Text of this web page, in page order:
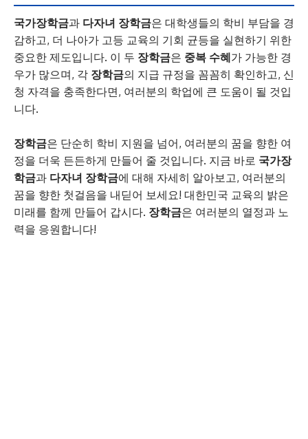
국가장학금과 다자녀 장학금은 대학생들의 학비 부담을 경
감하고, 더 나아가 고등 교육의 기회 균등을 실현하기 위한
중요한 제도입니다. 이 두 장학금은 중복 수혜가 가능한 경
우가 많으며, 각 장학금의 지급 규정을 꼼꼼히 확인하고, 신
청 자격을 충족한다면, 여러분의 학업에 큰 도움이 될 것입
니다.
장학금은 단순히 학비 지원을 넘어, 여러분의 꿈을 향한 여
정을 더욱 든든하게 만들어 줄 것입니다. 지금 바로 국가장
학금과 다자녀 장학금에 대해 자세히 알아보고, 여러분의
꿈을 향한 첫걸음을 내딛어 보세요! 대한민국 교육의 밝은
미래를 함께 만들어 갑시다. 장학금은 여러분의 열정과 노
력을 응원합니다!